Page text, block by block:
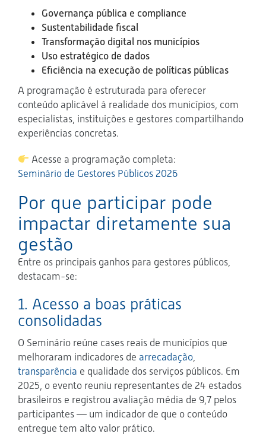
Governança pública e compliance
Sustentabilidade fiscal
Transformação digital nos municípios
Uso estratégico de dados
Eficiência na execução de políticas públicas
A programação é estruturada para oferecer
conteúdo aplicável à realidade dos municípios, com
especialistas, instituições e gestores compartilhando
experiências concretas.
Acesse a programação completa:
Seminário de Gestores Públicos 2026
Por que participar pode
impactar diretamente sua
gestão
Entre os principais ganhos para gestores públicos,
destacam-se:
1. Acesso a boas práticas
consolidadas
O Seminário reúne cases reais de municípios que
melhoraram indicadores de arrecadação
transparência e qualidade dos serviços públicos. Em
2025, o evento reuniu representantes de 24 estados
brasileiros e registrou avaliação média de 9,7 pelos
participantes — um indicador de que o conteúdo
entregue tem alto valor prático.